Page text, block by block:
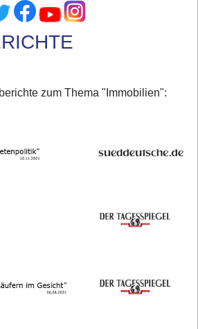
zum Thema "Immobilien":